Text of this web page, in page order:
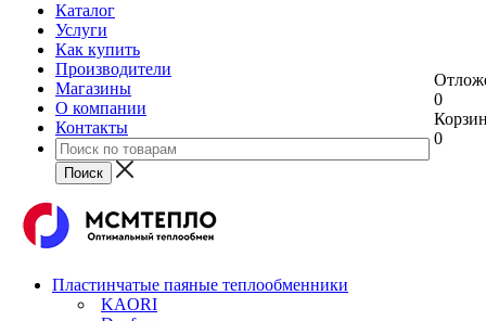
Каталог
Услуги
Как купить
Производители
Магазины
О компании
Контакты
0
0
Пластинчатые паяные теплообменники
KAORI